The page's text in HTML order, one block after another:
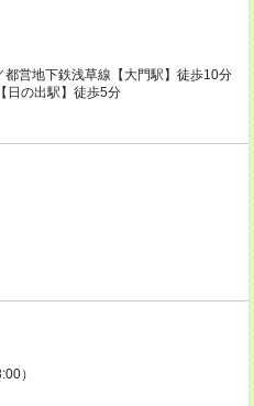
営地下鉄浅草線【大門駅】徒歩10分
日の出駅】徒歩5分
）